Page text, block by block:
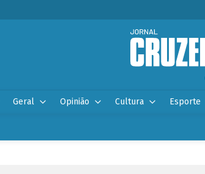
Geral Opinião Cultura Esporte